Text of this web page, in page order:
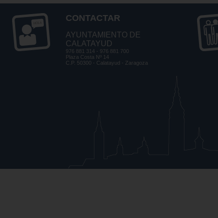
CONTACTAR
AYUNTAMIENTO DE
CALATAYUD
976 881 314 - 976 881 700
Plaza Costa Nº 14
C.P. 50300 - Calatayud - Zaragoza